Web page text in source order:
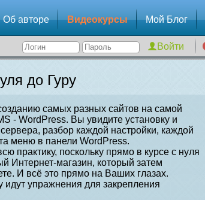
Об авторе Видеокурсы Мой Блог
до Гуру
самых разных сайтов на самой
- WordPress. Вы увидите установку и
разбор каждой настройки, каждой
меню в панели WordPress.
практику, поскольку прямо в курсе с нуля
Интернет-магазин, который затем
И всё это прямо на Ваших глазах.
идут упражнения для закрепления